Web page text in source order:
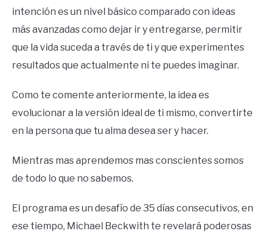
intención es un nivel básico comparado con ideas
más avanzadas como dejar ir y entregarse, permitir
que la vida suceda a través de ti y que experimentes
resultados que actualmente ni te puedes imaginar.
Como te comente anteriormente, la idea es
evolucionar a la versión ideal de ti mismo, convertirte
en la persona que tu alma desea ser y hacer.
Mientras mas aprendemos mas conscientes somos
de todo lo que no sabemos.
El programa es un desafío de 35 días consecutivos, en
ese tiempo, Michael Beckwith te revelará poderosas